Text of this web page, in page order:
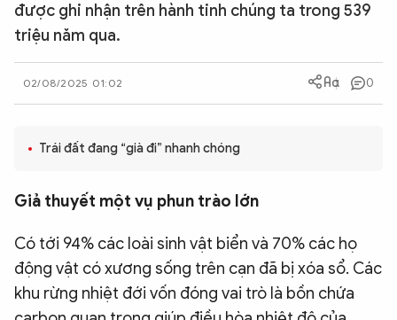
PHÁP LUẬT
CÔNG NGHỆ
VĂN HÓA - THỂ THAO
BẠN ĐỌC & CAND
ĐA PHƯƠNG TIỆN
được ghi nhận trên hành tinh chúng ta trong 539
triệu năm qua.
02/08/2025 01:02 0
Trái đất đang “già đi” nhanh chóng
Giả thuyết một vụ phun trào lớn
Có tới 94% các loài sinh vật biển và 70% các họ
động vật có xương sống trên cạn đã bị xóa sổ. Các
khu rừng nhiệt đới vốn đóng vai trò là bồn chứa